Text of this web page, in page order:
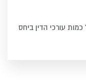
עורכי הדין ביחס